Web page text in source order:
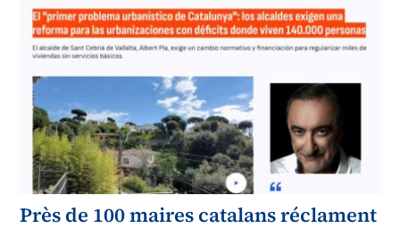
Près de 100 maires catalans réclament